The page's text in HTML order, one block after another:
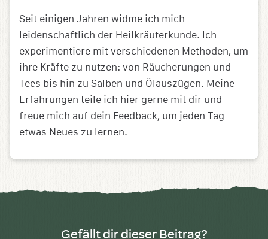
Seit einigen Jahren widme ich mich
leidenschaftlich der Heilkräuterkunde. Ich
experimentiere mit verschiedenen Methoden, um
ihre Kräfte zu nutzen: von Räucherungen und
Tees bis hin zu Salben und Ölauszügen. Meine
Erfahrungen teile ich hier gerne mit dir und
freue mich auf dein Feedback, um jeden Tag
etwas Neues zu lernen.
Gefällt dir dieser Beitrag?